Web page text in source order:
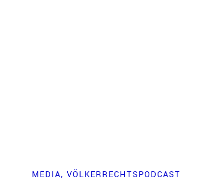
MEDIA VÖLKERRECHTSPODCAST